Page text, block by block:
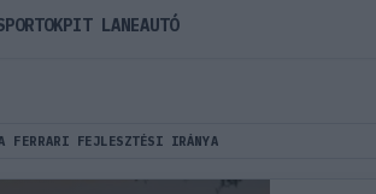
FERRARI FEJLESZTÉSI IRÁNYA
PIT LANEAUTÓ